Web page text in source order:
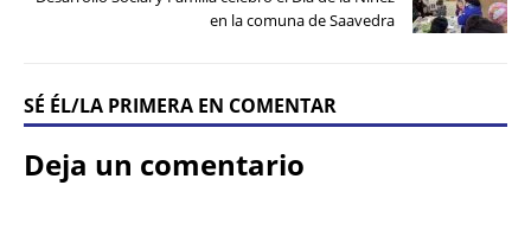
en la comuna de Saavedra
SÉ ÉL/LA PRIMERA EN COMENTAR
Deja un comentario